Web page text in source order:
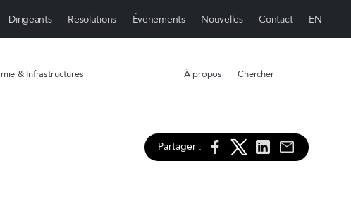
Dirigeants Résolutions Événements Nouvelles Contact
& Infrastructures À propos Chercher
Partager :